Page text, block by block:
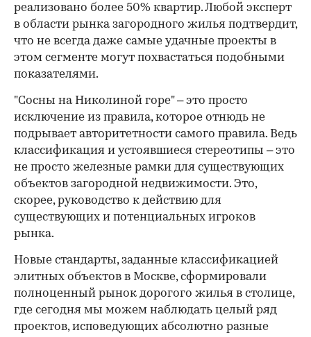
реализовано более 50% квартир. Любой эксперт
в области рынка загородного жилья подтвердит,
что не всегда даже самые удачные проекты в
этом сегменте могут похвастаться подобными
показателями.
"Сосны на Николиной горе" – это просто
исключение из правила, которое отнюдь не
подрывает авторитетности самого правила. Ведь
классификация и устоявшиеся стереотипы – это
не просто железные рамки для существующих
объектов загородной недвижимости. Это,
скорее, руководство к действию для
существующих и потенциальных игроков
рынка.
Новые стандарты, заданные классификацией
элитных объектов в Москве, сформировали
полноценный рынок дорогого жилья в столице,
где сегодня мы можем наблюдать целый ряд
проектов, исповедующих абсолютно разные